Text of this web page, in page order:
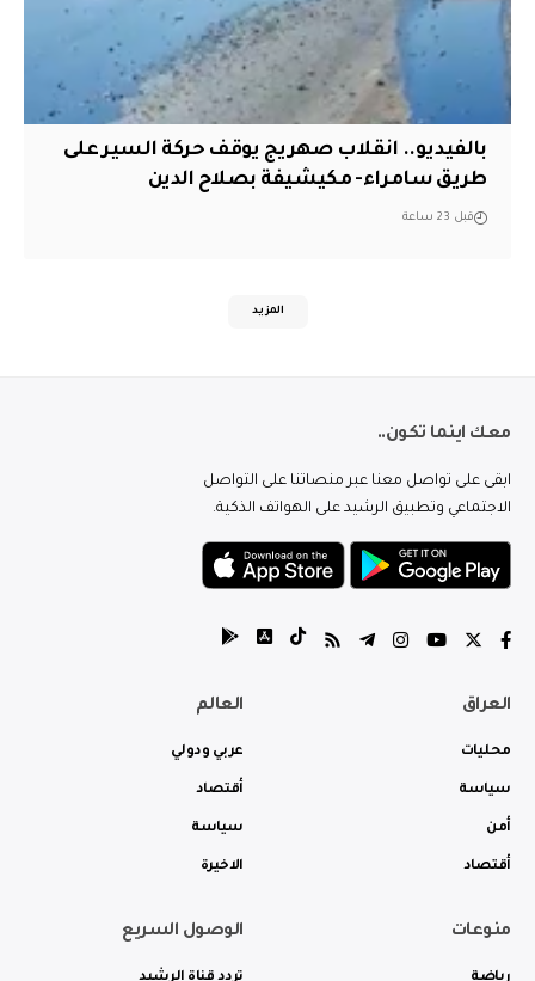
بالفيديو.. انقلاب صهريج يوقف حركة السير على
طريق سامراء- مكيشيفة بصلاح الدين
قبل 23 ساعة
المزيد
معك اينما تكون..
ابقى على تواصل معنا عبر منصاتنا على التواصل
الاجتماعي وتطبيق الرشيد على الهواتف الذكية.
العراق
محليات
سياسة
أمن
أقتصاد
العالم
عربي ودولي
أقتصاد
سياسة
الاخيرة
منوعات الوصول السريع